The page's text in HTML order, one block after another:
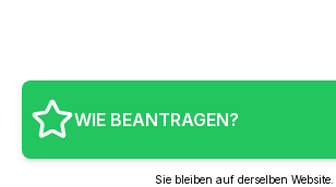
WIE BEANTRAGEN?
Sie bleiben auf derselben Website.